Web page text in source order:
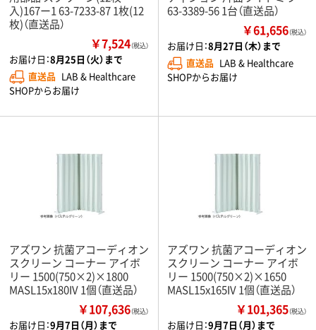
入)167ー1 63-7233-87 1枚(12
枚)（直送品）
￥7,524（税込）
お届け日：8月25日（火）まで
直送品 LAB & Healthcare
SHOPからお届け
63-3389-56 1台（直送品）
￥61,656（税込）
お届け日：8月27日（木）まで
直送品 LAB & Healthcare
SHOPからお届け
アズワン 抗菌アコーディオン
スクリーン コーナー アイボ
リー 1500(750×2)×1800
MASL15x180IV 1個（直送品）
￥107,636（税込）
お届け日：9月7日（月）まで
アズワン 抗菌アコーディオン
スクリーン コーナー アイボ
リー 1500(750×2)×1650
MASL15x165IV 1個（直送品）
￥101,365（税込）
お届け日：9月7日（月）まで